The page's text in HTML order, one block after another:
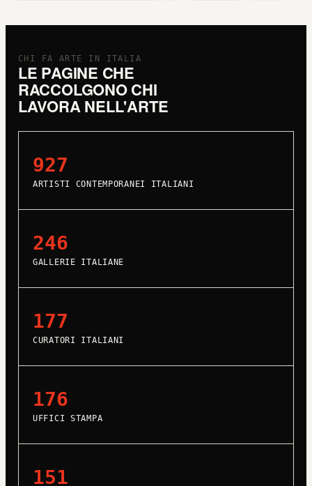
CHI FA ARTE IN ITALIA
LE PAGINE CHE
RACCOLGONO CHI
LAVORA NELL'ARTE
927
ARTISTI CONTEMPORANEI ITALIANI
246
GALLERIE ITALIANE
177
CURATORI ITALIANI
176
UFFICI STAMPA
151